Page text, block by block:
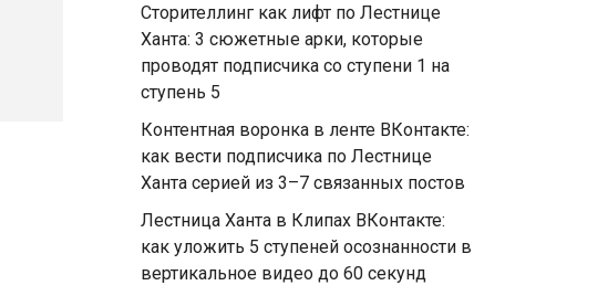
Сторителлинг как лифт по Лестнице
Ханта: 3 сюжетные арки, которые
проводят подписчика со ступени 1 на
ступень 5
Контентная воронка в ленте ВКонтакте:
как вести подписчика по Лестнице
Ханта серией из 3–7 связанных постов
Лестница Ханта в Клипах ВКонтакте:
как уложить 5 ступеней осознанности в
вертикальное видео до 60 секунд